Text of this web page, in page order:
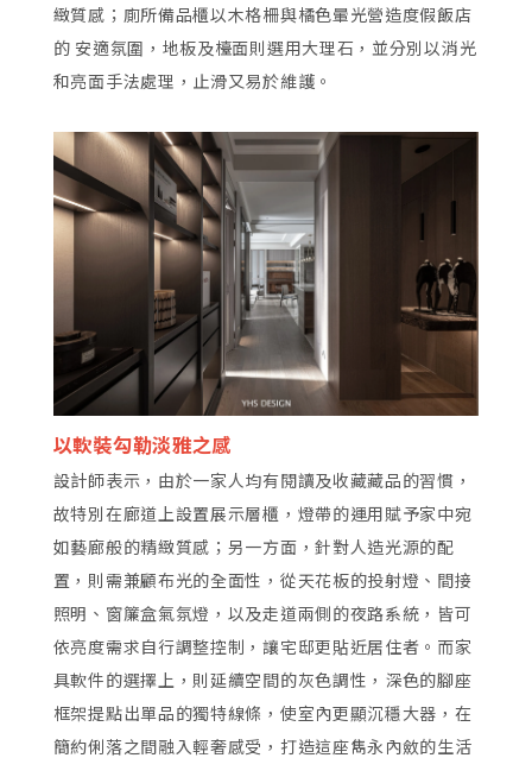
緻質感；廁所備品櫃以木格柵與橘色暈光營造度假飯店
的 安適氛圍，地板及檯面則選用大理石，並分別以消光
和亮面手法處理，止滑又易於維護。
以軟裝勾勒淡雅之感
設計師表示，由於一家人均有閱讀及收藏藏品的習慣，
故特別在廊道上設置展示層櫃，燈帶的運用賦予家中宛
如藝廊般的精緻質感；另一方面，針對人造光源的配
置，則需兼顧布光的全面性，從天花板的投射燈、間接
照明、窗簾盒氣氛燈，以及走道兩側的夜路系統，皆可
依亮度需求自行調整控制，讓宅邸更貼近居住者。而家
具軟件的選擇上，則延續空間的灰色調性，深色的腳座
框架提點出單品的獨特線條，使室內更顯沉穩大器，在
簡約俐落之間融入輕奢感受，打造這座雋永內斂的生活